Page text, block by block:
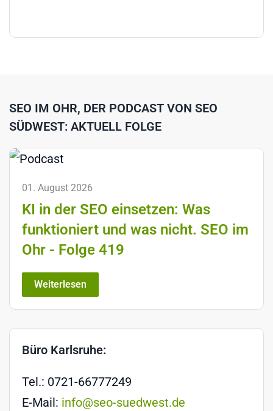
SEO IM OHR, DER PODCAST VON SEO
SÜDWEST: AKTUELL FOLGE
01. August 2026
KI in der SEO einsetzen: Was
funktioniert und was nicht. SEO im
Ohr - Folge 419
Weiterlesen
Büro Karlsruhe:
Tel.: 0721-66777249
E-Mail: info@seo-suedwest.de